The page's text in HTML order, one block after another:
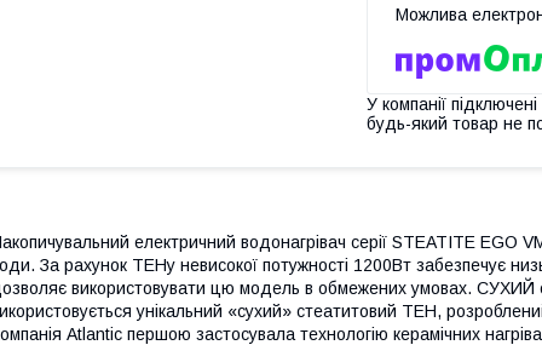
У компанії
будь-який товар не
електричний водонагрівач серії STEATITE EGO
За рахунок ТЕНу невисокої потужності 1200Вт забезпечує
використовувати цю модель в обмежених умовах. СУХИЙ
унікальний «сухий» стеатитовий ТЕН,
Atlantic першою застосувала технологію керамічних